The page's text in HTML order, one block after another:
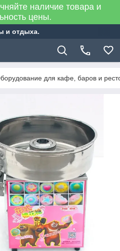
наличие товара и
цены.
и отдыха.
для кафе, баров и